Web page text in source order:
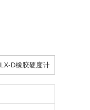
LX-D橡胶硬度计